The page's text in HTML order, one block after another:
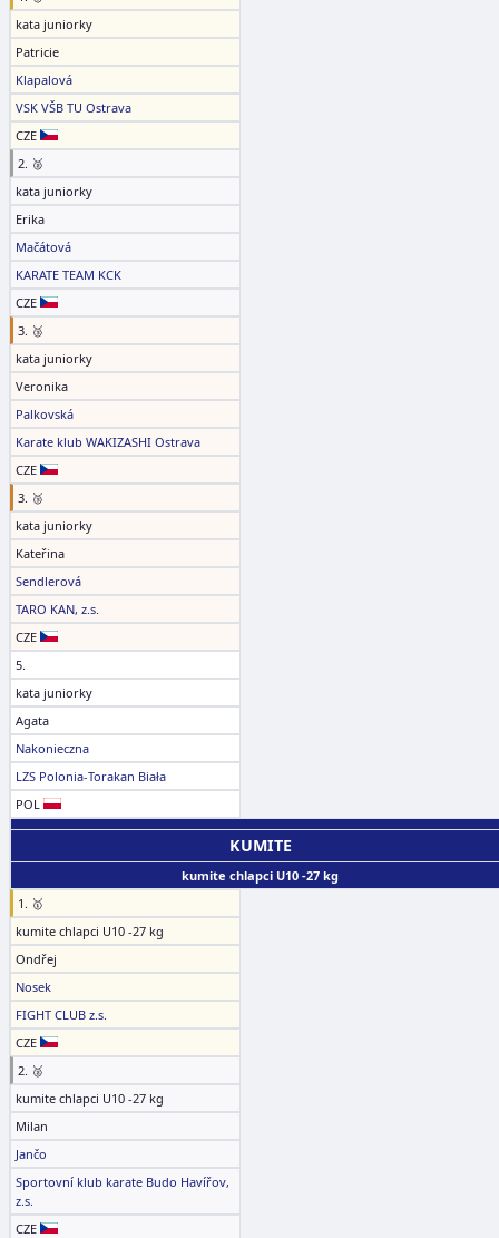
kata juniorky
Patricie
Klapalová
VSK VŠB TU Ostrava
CZE
2. 🥈
kata juniorky
Erika
Mačátová
KARATE TEAM KCK
CZE
3. 🥉
kata juniorky
Veronika
Palkovská
Karate klub WAKIZASHI Ostrava
CZE
3. 🥉
kata juniorky
Kateřina
Sendlerová
TARO KAN, z.s.
CZE
5.
kata juniorky
Agata
Nakonieczna
LZS Polonia-Torakan Biała
POL
KUMITE
kumite chlapci U10 -27 kg
1. 🥇
kumite chlapci U10 -27 kg
Ondřej
Nosek
FIGHT CLUB z.s.
CZE
2. 🥈
kumite chlapci U10 -27 kg
Milan
Jančo
Sportovní klub karate Budo Havířov,
z.s.
CZE